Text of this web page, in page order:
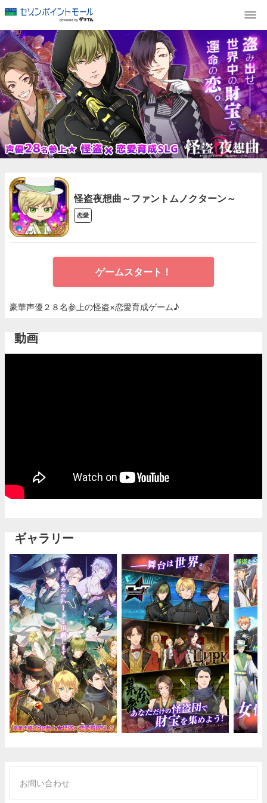
怪盗夜想曲～ファントムノクターン～
恋愛
ゲームスタート！
豪華声優２８名参上の怪盗×恋愛育成ゲーム♪
動画
ギャラリー
お問い合わせ